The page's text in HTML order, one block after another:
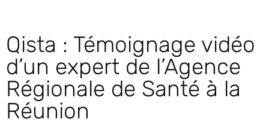
Qista : Témoignage vidéo
d’un expert de l’Agence
Régionale de Santé à la
Réunion